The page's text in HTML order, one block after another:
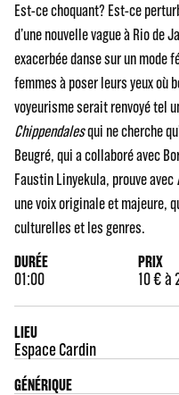
Est-ce choquant? Est-ce
d’une nouvelle vague à Rio de
exacerbée danse sur un mode
femmes à poser leurs yeux où
voyeurisme serait renvoyé tel
Chippendalesqui ne cherche
Beugré, qui a collaboré avec
Faustin Linyekula, prouve avec
une voix originale et majeure,
culturelles et les genres.
DURÉE
01:00
PRIX
10 € à
LIEU
Espace Cardin
GÉNÉRIQUE